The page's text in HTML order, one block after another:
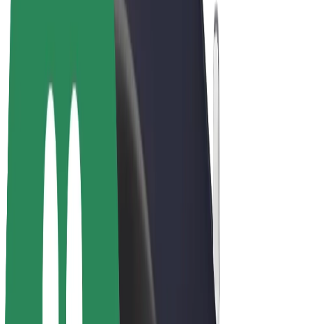
Bicis
Bolt Plus
Colabora con Bolt
Conductores
Ingresos de conductor/a
Repartidores
Ingresos de repartidor
Comercios de Bolt Food